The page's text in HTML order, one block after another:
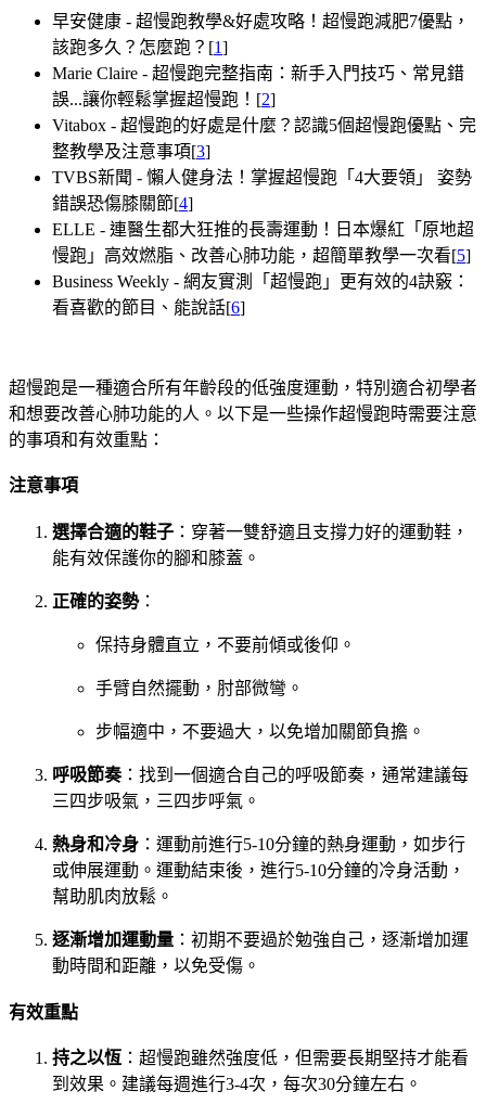
早安健康 - 超慢跑教學&好處攻略！超慢跑減肥7優點，
該跑多久？怎麼跑？[1]
Marie Claire - 超慢跑完整指南：新手入門技巧、常見錯
誤...讓你輕鬆掌握超慢跑！[2]
Vitabox - 超慢跑的好處是什麼？認識5個超慢跑優點、完
整教學及注意事項[3]
TVBS新聞 - 懶人健身法！掌握超慢跑「4大要領」 姿勢
錯誤恐傷膝關節[4]
ELLE - 連醫生都大狂推的長壽運動！日本爆紅「原地超
慢跑」高效燃脂、改善心肺功能，超簡單教學一次看[5]
Business Weekly - 網友實測「超慢跑」更有效的4訣竅：
看喜歡的節目、能說話[6]
超慢跑是一種適合所有年齡段的低強度運動，特別適合初學者
和想要改善心肺功能的人。以下是一些操作超慢跑時需要注意
的事項和有效重點：
注意事項
選擇合適的鞋子 ：穿著一雙舒適且支撐力好的運動鞋，
能有效保護你的腳和膝蓋。
正確的姿勢：
保持身體直立，不要前傾或後仰。
手臂自然擺動，肘部微彎。
步幅適中，不要過大，以免增加關節負擔。
呼吸節奏：找到一個適合自己的呼吸節奏，通常建議每
三四步吸氣，三四步呼氣。
熱身和冷身 ：運動前進行5-10分鐘的熱身運動，如步行
或伸展運動。運動結束後，進行5-10分鐘的冷身活動，
幫助肌肉放鬆。
逐漸增加運動量 ：初期不要過於勉強自己，逐漸增加運
動時間和距離，以免受傷。
有效重點
持之以恆 ：超慢跑雖然強度低，但需要長期堅持才能看
到效果。建議每週進行3-4次，每次30分鐘左右。